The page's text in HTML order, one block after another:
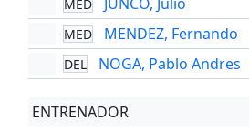
MED
MED MENDEZ, Fernando
DEL NOGA, Pablo Andres
ENTRENADOR